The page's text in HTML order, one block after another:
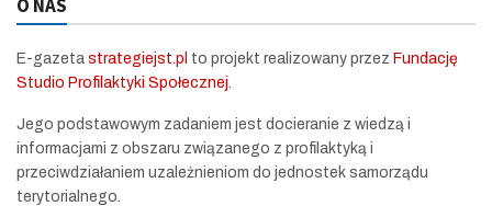
O NAS
E-gazeta strategiejst.pl to projekt realizowany przez Fundację
Studio Profilaktyki Społecznej
Jego podstawowym zadaniem jest docieranie z wiedzą i
informacjami z obszaru związanego z profilaktyką i
przeciwdziałaniem uzależnieniom do jednostek samorządu
terytorialnego.